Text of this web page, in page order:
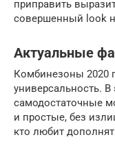
приправить
совершенный look
Актуальные
Комбинезоны 2020
универсальность.
самодостаточные
и простые, без
кто любит